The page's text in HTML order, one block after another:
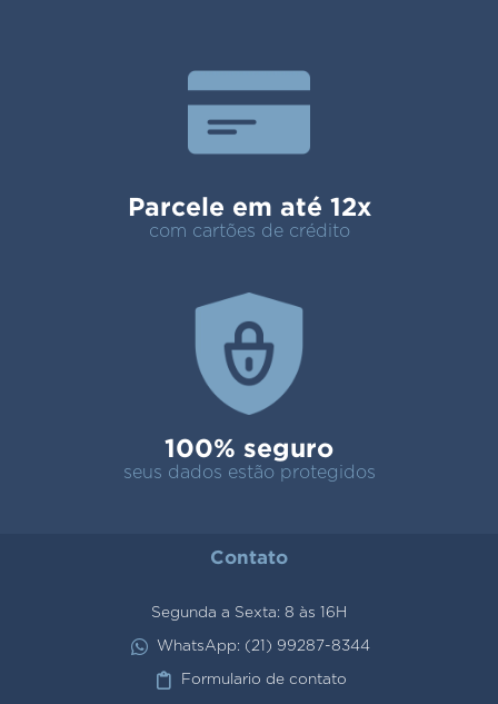
Parcele em até 12x
com cartões de crédito
100% seguro
seus dados estão protegidos
Contato
Segunda a Sexta: 8 às 16H
WhatsApp: (21) 99287-8344
Formulario de contato